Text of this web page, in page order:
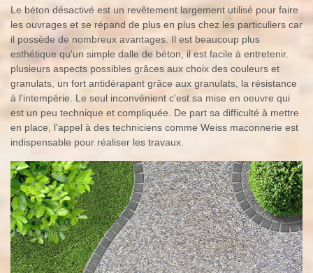
Le béton désactivé est un revêtement largement utilisé pour faire
les ouvrages et se répand de plus en plus chez les particuliers car
il possède de nombreux avantages. Il est beaucoup plus
esthétique qu'un simple dalle de béton, il est facile à entretenir.
plusieurs aspects possibles grâces aux choix des couleurs et
granulats, un fort antidérapant grâce aux granulats, la résistance
à l'intempérie. Le seul inconvénient c'est sa mise en oeuvre qui
est un peu technique et compliquée. De part sa difficulté à mettre
en place, l'appel à des techniciens comme Weiss maconnerie est
indispensable pour réaliser les travaux.